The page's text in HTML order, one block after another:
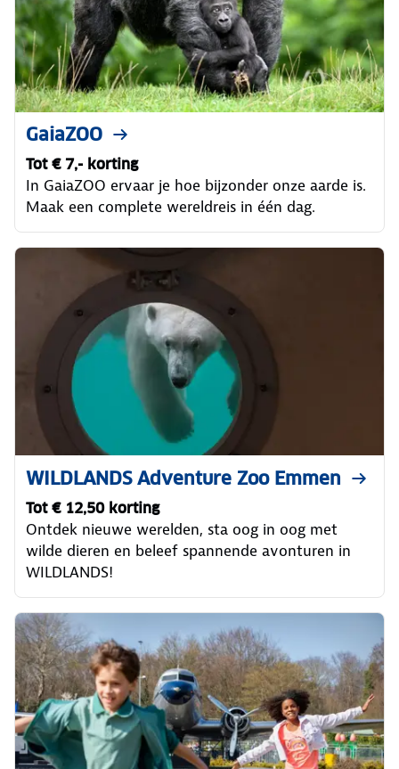
GaiaZOO
Tot € 7,- korting
In GaiaZOO ervaar je hoe bijzonder onze aarde is.
Maak een complete wereldreis in één dag.
WILDLANDS Adventure Zoo Emmen
Tot € 12,50 korting
Ontdek nieuwe werelden, sta oog in oog met
wilde dieren en beleef spannende avonturen in
WILDLANDS!